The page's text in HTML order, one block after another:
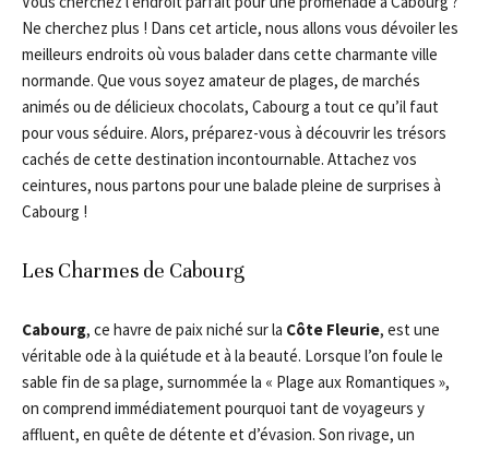
Ne cherchez plus ! Dans cet article, nous allons vous dévoiler les
meilleurs endroits où vous balader dans cette charmante ville
normande. Que vous soyez amateur de plages, de marchés
animés ou de délicieux chocolats, Cabourg a tout ce qu’il faut
pour vous séduire. Alors, préparez-vous à découvrir les trésors
cachés de cette destination incontournable. Attachez vos
ceintures, nous partons pour une balade pleine de surprises à
Cabourg !
Les Charmes de Cabourg
Cabourg, ce havre de paix niché sur la Côte Fleurie, est une
véritable ode à la quiétude et à la beauté. Lorsque l’on foule le
sable fin de sa plage, surnommée la « Plage aux Romantiques »,
on comprend immédiatement pourquoi tant de voyageurs y
affluent, en quête de détente et d’évasion. Son rivage, un